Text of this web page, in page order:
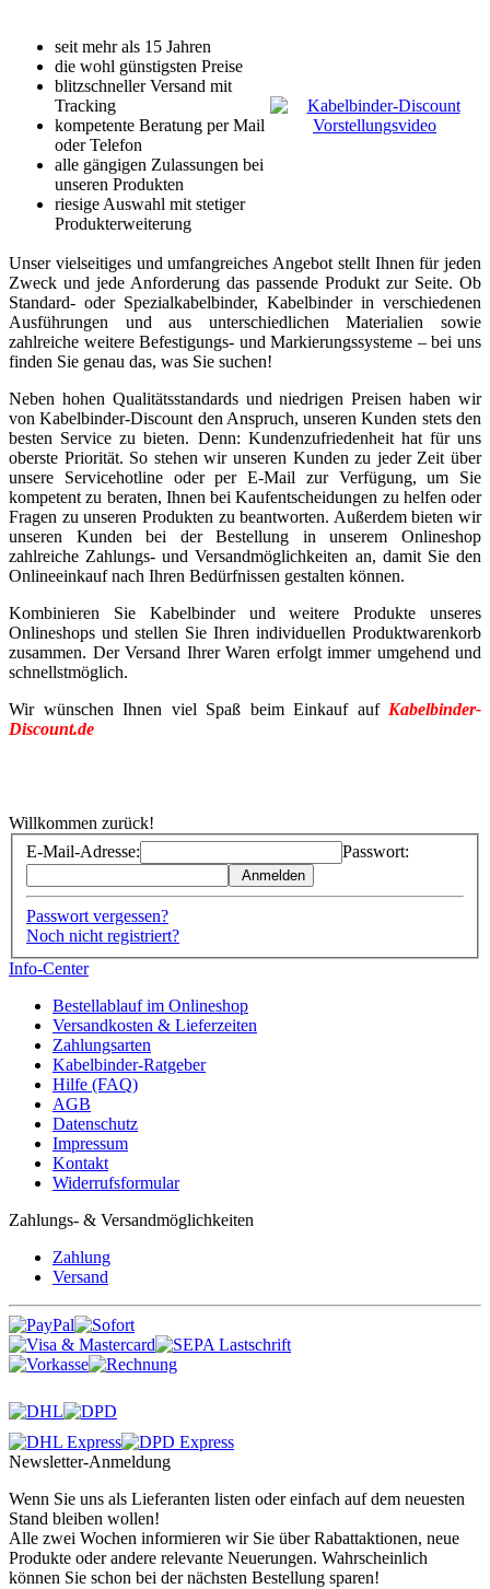
seit mehr als 15 Jahren
die wohl günstigsten Preise
blitzschneller Versand mit
Tracking
kompetente Beratung per Mail
oder Telefon
alle gängigen Zulassungen bei
unseren Produkten
riesige Auswahl mit stetiger
Produkterweiterung
Unser vielseitiges und umfangreiches Angebot stellt Ihnen für jeden
Zweck und jede Anforderung das passende Produkt zur Seite. Ob
Standard- oder Spezialkabelbinder, Kabelbinder in verschiedenen
Ausführungen und aus unterschiedlichen Materialien sowie
zahlreiche weitere Befestigungs- und Markierungssysteme – bei uns
finden Sie genau das, was Sie suchen!
Neben hohen Qualitätsstandards und niedrigen Preisen haben wir
von Kabelbinder-Discount den Anspruch, unseren Kunden stets den
besten Service zu bieten. Denn: Kundenzufriedenheit hat für uns
oberste Priorität. So stehen wir unseren Kunden zu jeder Zeit über
unsere Servicehotline oder per E-Mail zur Verfügung, um Sie
kompetent zu beraten, Ihnen bei Kaufentscheidungen zu helfen oder
Fragen zu unseren Produkten zu beantworten. Außerdem bieten wir
unseren Kunden bei der Bestellung in unserem Onlineshop
zahlreiche Zahlungs- und Versandmöglichkeiten an, damit Sie den
Onlineeinkauf nach Ihren Bedürfnissen gestalten können.
Kombinieren Sie Kabelbinder und weitere Produkte unseres
Onlineshops und stellen Sie Ihren individuellen Produktwarenkorb
zusammen. Der Versand Ihrer Waren erfolgt immer umgehend und
schnellstmöglich.
Wir wünschen Ihnen viel Spaß beim Einkauf auf Kabelbinder-
Discount.de
Willkommen zurück!
E-Mail-Adresse:
Passwort:
Anmelden
Passwort vergessen?
Noch nicht registriert?
Info-Center
Bestellablauf im Onlineshop
Versandkosten & Lieferzeiten
Zahlungsarten
Kabelbinder-Ratgeber
Hilfe (FAQ)
AGB
Datenschutz
Impressum
Kontakt
Widerrufsformular
Zahlungs- & Versandmöglichkeiten
Zahlung
Versand
Newsletter-Anmeldung
Wenn Sie uns als Lieferanten listen oder einfach auf dem neuesten
Stand bleiben wollen!
Alle zwei Wochen informieren wir Sie über Rabattaktionen, neue
Produkte oder andere relevante Neuerungen. Wahrscheinlich
können Sie schon bei der nächsten Bestellung sparen!